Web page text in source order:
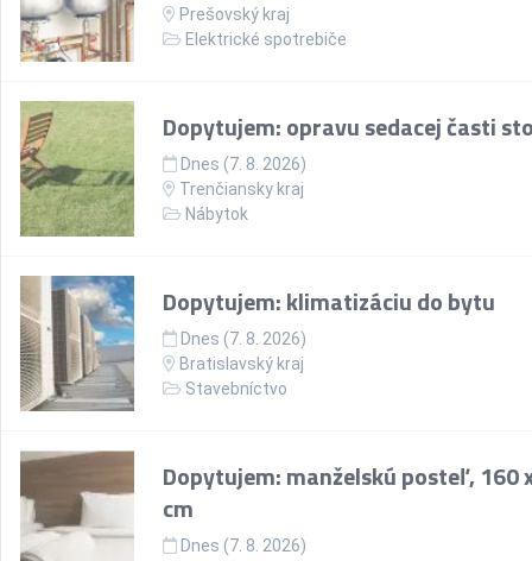
Prešovský kraj
Elektrické spotrebiče
Dopytujem: opravu sedacej časti
Dnes (7. 8. 2026)
Trenčiansky kraj
Nábytok
Dopytujem: klimatizáciu do bytu
Dnes (7. 8. 2026)
Bratislavský kraj
Stavebníctvo
Dopytujem: manželskú posteľ, 160
cm
Dnes (7. 8. 2026)